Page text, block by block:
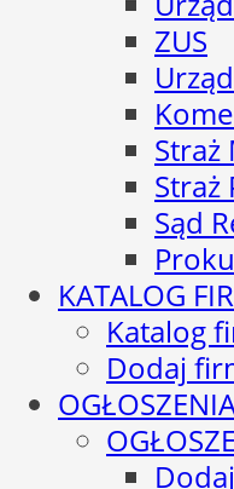
ZUS
Straż
Straż
Sąd
KATALOG
Katalog
Dodaj